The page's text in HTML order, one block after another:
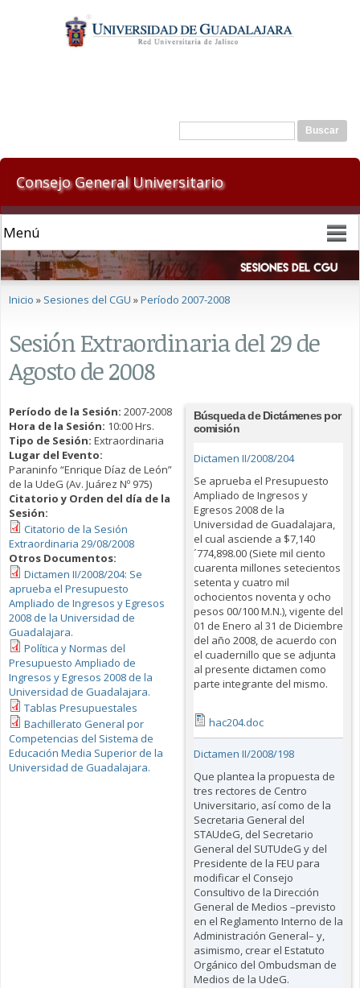
contenido
principal
Formulario de búsqueda
Buscar
Consejo General Universitario
Se encuentra usted aquí
Inicio » Sesiones del CGU »Período 2007-2008
Sesión Extraordinaria del 29 de
Agosto de 2008
Período de la Sesión: 2007-2008
Hora de la Sesión: 10:00 Hrs.
Tipo de Sesión: Extraordinaria
Lugar del Evento:
Paraninfo “Enrique Díaz de León”
de la UdeG (Av. Juárez Nº 975)
Citatorio y Orden del día de la
Sesión:
Citatorio de la Sesión
Extraordinaria 29/08/2008
Otros Documentos:
Dictamen II/2008/204: Se
aprueba el Presupuesto
Ampliado de Ingresos y Egresos
2008 de la Universidad de
Guadalajara.
Política y Normas del
Presupuesto Ampliado de
Ingresos y Egresos 2008 de la
Universidad de Guadalajara.
Tablas Presupuestales
Bachillerato General por
Competencias del Sistema de
Educación Media Superior de la
Universidad de Guadalajara.
Búsqueda de Dictámenes por
comisión
Dictamen II/2008/204
Se aprueba el Presupuesto
Ampliado de Ingresos y
Egresos 2008 de la
Universidad de Guadalajara,
el cual asciende a $7,140
´774,898.00 (Siete mil ciento
cuarenta millones setecientos
setenta y cuatro mil
ochocientos noventa y ocho
pesos 00/100 M.N.), vigente del
01 de Enero al 31 de Diciembre
del año 2008, de acuerdo con
el cuadernillo que se adjunta
al presente dictamen como
parte integrante del mismo.
hac204.doc
Dictamen II/2008/198
Que plantea la propuesta de
tres rectores de Centro
Universitario, así como de la
Secretaria General del
STAUdeG, del Secretario
General del SUTUdeG y del
Presidente de la FEU para
modificar el Consejo
Consultivo de la Dirección
General de Medios –previsto
en el Reglamento Interno de la
Administración General– y,
asimismo, crear el Estatuto
Orgánico del Ombudsman de
Medios de la UdeG.